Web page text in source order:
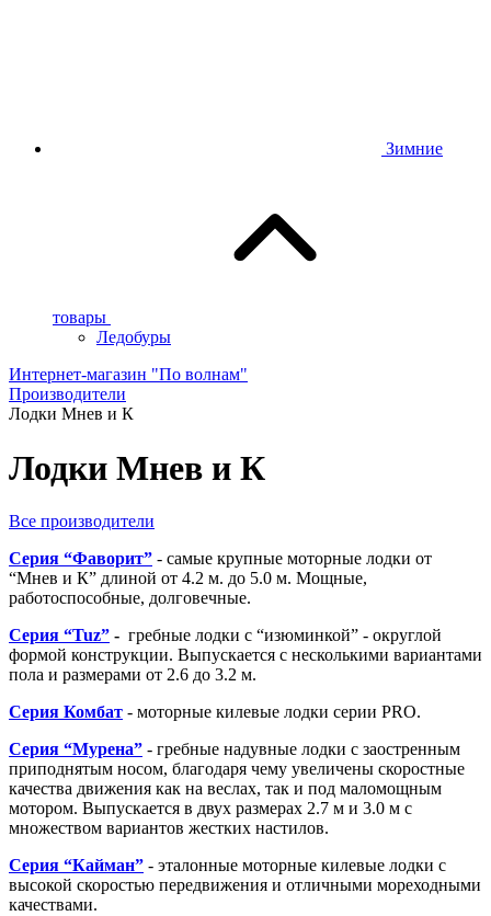
Зимние
товары
Ледобуры
Интернет-магазин "По волнам"
Производители
Лодки Мнев и К
Лодки Мнев и К
Все производители
Серия “Фаворит” - самые крупные моторные лодки от
“Мнев и К” длиной от 4.2 м. до 5.0 м. Мощные,
работоспособные, долговечные.
Серия “Tuz” - гребные лодки с “изюминкой” - округлой
формой конструкции. Выпускается с несколькими вариантами
пола и размерами от 2.6 до 3.2 м.
Серия Комбат - моторные килевые лодки серии PRO.
Серия “Мурена” - гребные надувные лодки с заостренным
приподнятым носом, благодаря чему увеличены скоростные
качества движения как на веслах, так и под маломощным
мотором. Выпускается в двух размерах 2.7 м и 3.0 м с
множеством вариантов жестких настилов.
Серия “Кайман” - эталонные моторные килевые лодки с
высокой скоростью передвижения и отличными мореходными
качествами.